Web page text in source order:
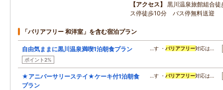
アクセス
黒川温泉旅館組合
ス停徒歩10分 バス停無料送迎
「バリアフリー 和洋室」を含む宿泊プラン
自由気ままに黒川温泉満喫1泊朝食プラン
ポイント2%
…す ・バリアフリー対応は…
★アニバーサリーステイ★ケーキ付1泊朝食
プラン
…す ・バリアフリー対応は…